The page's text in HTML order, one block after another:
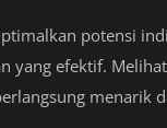
potensi
yang efektif.
menarik